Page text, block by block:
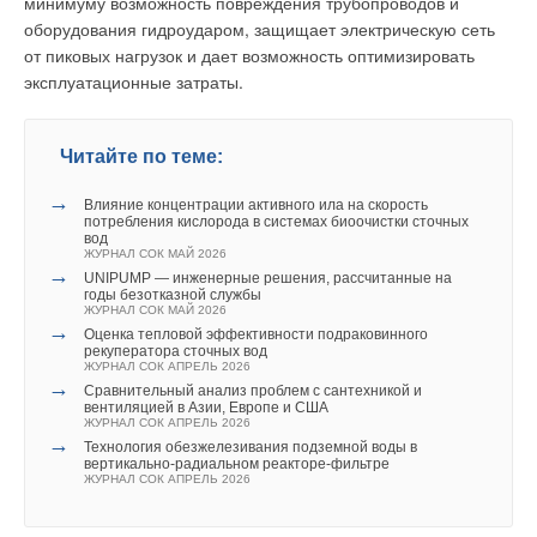
оборудования гидроударом, защищает электрическую сеть
от пиковых нагрузок и дает возможность оптимизировать
эксплуатационные затраты.
Читайте по теме:
→
Влияние концентрации активного ила на скорость
потребления кислорода в системах биоочистки сточных
вод
ЖУРНАЛ СОК МАЙ 2026
→
UNIPUMP — инженерные решения, рассчитанные на
годы безотказной службы
ЖУРНАЛ СОК МАЙ 2026
→
Оценка тепловой эффективности подраковинного
рекуператора сточных вод
ЖУРНАЛ СОК АПРЕЛЬ 2026
→
Сравнительный анализ проблем с сантехникой и
вентиляцией в Азии, Европе и США
ЖУРНАЛ СОК АПРЕЛЬ 2026
→
Технология обезжелезивания подземной воды в
вертикально-радиальном реакторе-фильтре
ЖУРНАЛ СОК АПРЕЛЬ 2026
выработки пара, возможности аварийной сигнализации и
т.п., соответствующих соблюдению жестких требований
безопасности; ремонтопригодность парогенератора,
популярность и, как следствие, степень развития рынка
парогенератора; внешний вид парогенератора, удобство
эксплуатации, доступность элементов регулировки процесса
производства пара, отсутствие травмоопасных элементов
конструкции.
Большинство специалистов считает, что в настоящее время
отечественный рынок парогенераторов малой
производительности находится в стадии становления, и
оценить его объем очень сложно. Оценка продаж
электрических парогенераторов затруднена, поскольку, как
уже говорилось, их применение обычно не требует
регистрации, а выпуском этого оборудования занимается
множество производителей, часть из которых представляет
собой мелкие, почти кустарные предприятия. Тем не менее,